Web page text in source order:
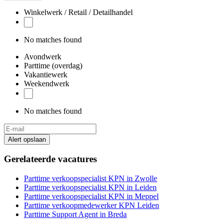
Winkelwerk / Retail / Detailhandel
No matches found
Avondwerk
Parttime (overdag)
Vakantiewerk
Weekendwerk
No matches found
Alert opslaan
Gerelateerde vacatures
Parttime verkoopspecialist KPN in Zwolle
Parttime verkoopspecialist KPN in Leiden
Parttime verkoopspecialist KPN in Meppel
Parttime verkoopmedewerker KPN Leiden
Parttime Support Agent in Breda